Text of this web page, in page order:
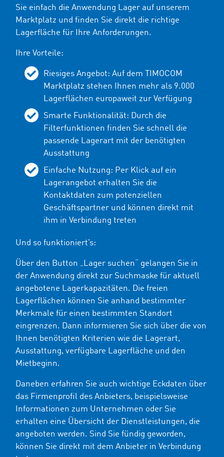
Sie einfach die Anwendung Lager auf unserem
Marktplatz und finden Sie direkt die richtige
Lagerfläche für Ihre Anforderungen.
Ihre Vorteile:
Riesiges Angebot: Auf dem TIMOCOM
Marktplatz stehen Ihnen mehr als 9.000
Lagerflächen europaweit zur Verfügung
Smarte Funktionalität: Durch die
Filterfunktionen finden Sie schnell die
passende Lagerart mit der benötigten
Ausstattung
Einfache Nutzung: Per Klick auf ein
Lagerangebot erhalten Sie die
Kontaktdaten zum potenziellen
Geschäftspartner und können direkt mit
ihm in Verbindung treten
Und so funktioniert’s:
Über den Button „Lager suchen“ gelangen Sie in
der Anwendung direkt zur Suchmaske für aktuell
angebotene Lagerkapazitäten. Die freien
Lagerflächen können Sie anhand bestimmter
Merkmale für einen bestimmten Standort
eingrenzen. Dann informieren Sie sich über die von
Ihnen benötigten Kriterien wie die Lagerart,
Ausstattung, verfügbare Lagerfläche und den
Mietbeginn.
Daneben erfahren Sie auch wichtige Eckdaten über
das Firmenprofil des Anbieters, beispielsweise
Informationen zum Unternehmen oder Sie
erhalten eine Übersicht der Dienstleistungen, die
angeboten werden. Sind Sie fündig geworden,
können Sie direkt mit dem Anbieter in Verbindung